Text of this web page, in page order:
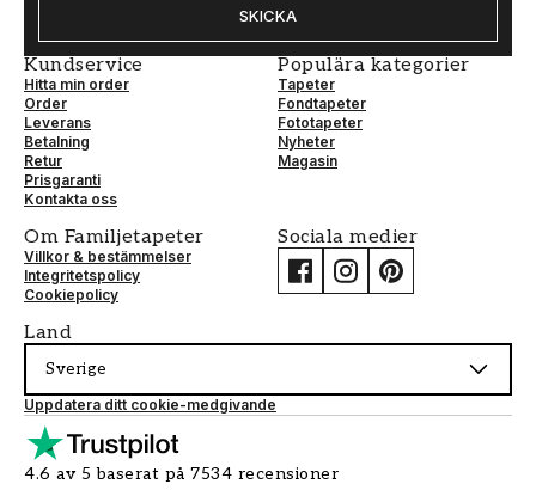
SKICKA
Kundservice
Hitta min order
Order
Leverans
Betalning
Retur
Prisgaranti
Kontakta oss
Populära kategorier
Tapeter
Fondtapeter
Fototapeter
Nyheter
Magasin
Om Familjetapeter
Villkor & bestämmelser
Integritetspolicy
Cookiepolicy
Sociala medier
Land
Sverige
Uppdatera ditt cookie-medgivande
4.6 av 5 baserat på 7534 recensioner